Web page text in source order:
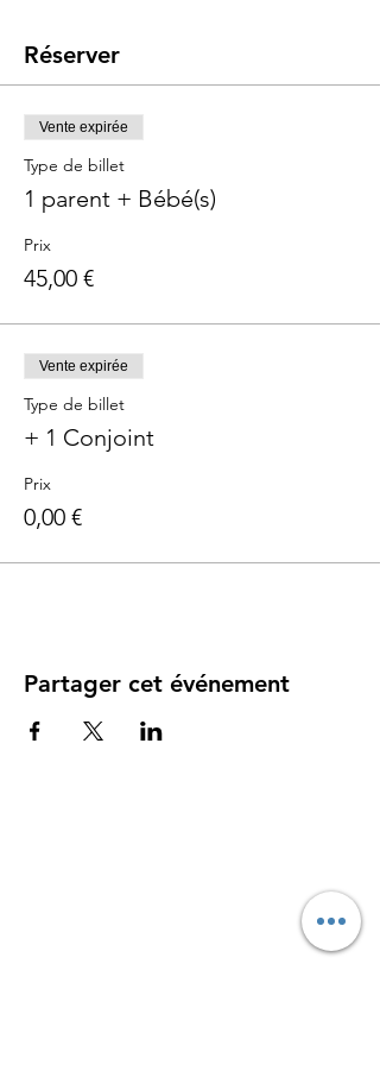
Réserver
Vente expirée
Type de billet
1 parent + Bébé(s)
Prix
45,00 €
Vente expirée
Type de billet
+ 1 Conjoint
Prix
0,00 €
Partager cet événement